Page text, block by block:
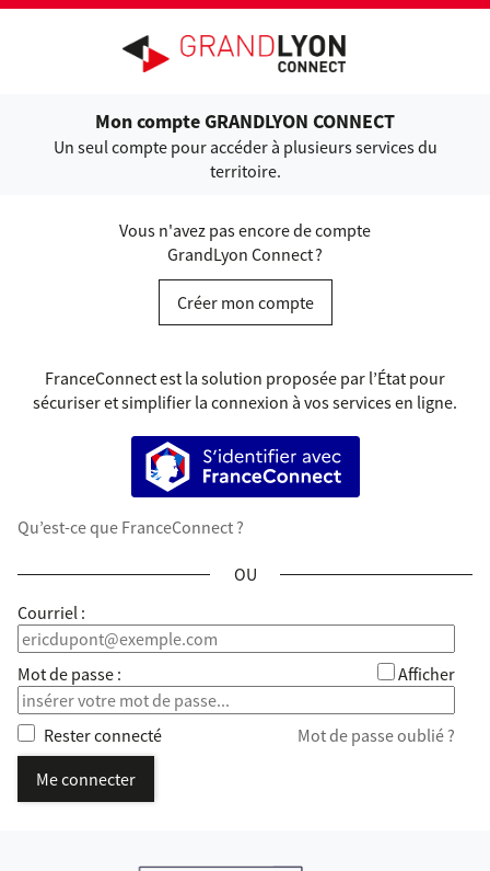
Mon compte GRANDLYON CONNECT
Un seul compte pour accéder à plusieurs services du
territoire.
Vous n'avez pas encore de compte
GrandLyon Connect ?
Créer mon compte
FranceConnect est la solution proposée par l’État pour
sécuriser et simplifier la connexion à vos services en ligne.
S’identifier avec FranceConnect
Qu’est-ce que FranceConnect ?
Courriel :
Mot de passe : Afficher
Rester connecté
Mot de passe oublié ?
Me connecter